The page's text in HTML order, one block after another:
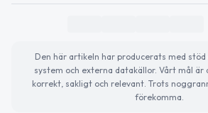
Den här artikeln har producerats med
system och externa datakällor. Vårt mål
korrekt, sakligt och relevant. Trots
förekomma.